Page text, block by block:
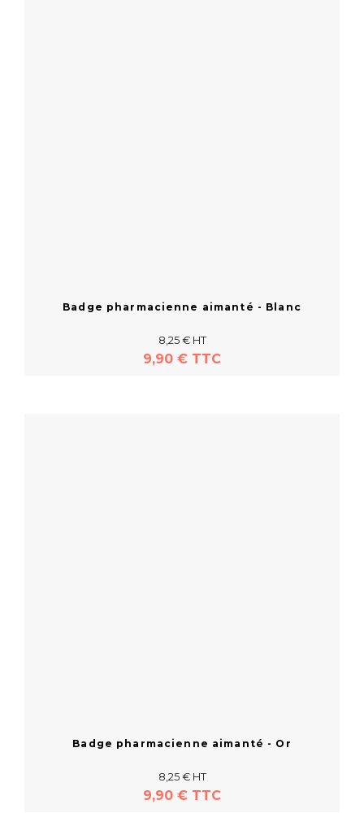
Badge pharmacienne aimanté - Blanc
8,25 € HT
9,90 € TTC
Badge pharmacienne aimanté - Or
8,25 € HT
9,90 € TTC